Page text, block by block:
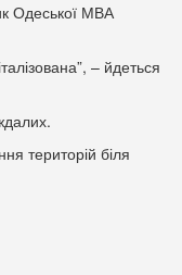
Одеської МВА
– йдеться
територій біля